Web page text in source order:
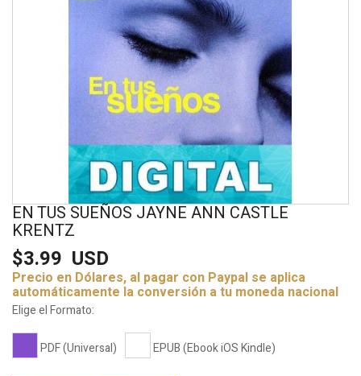
EN TUS SUEÑOS JAYNE ANN CASTLE
KRENTZ
$3.99 USD
Precio en Dólares, al pagar con Paypal se aplica
automáticamente la conversión a tu moneda nacional
Elige el Formato:
PDF (Universal) EPUB (Ebook iOS Kindle)